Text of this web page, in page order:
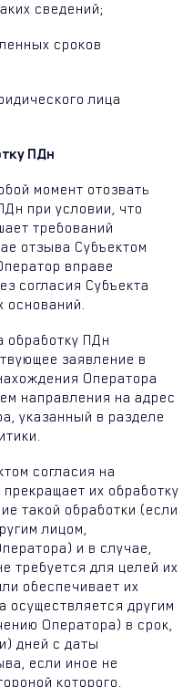
сведений;
сроков
лица
ПДн
момент отозвать
при условии, что
требований
отзыва Субъектом
вправе
согласия Субъекта
оснований.
обработку ПДн
заявление в
Оператора
направления на адрес
указанный в разделе
согласия на
их обработку
такой обработки (если
лицом,
и в случае,
требуется для целей их
обеспечивает их
осуществляется другим
Оператора) в срок,
дней с даты
если иное не
которого,